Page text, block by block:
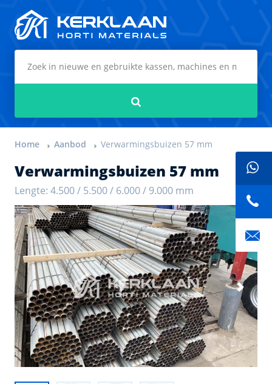
Home Aanbod Verwarmingsbuizen 57 mm
Verwarmingsbuizen 57 mm
Lengte: 4.500 / 5.500 / 6.000 / 9.000 mm